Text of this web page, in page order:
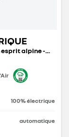
techno 220 ch grande autonomie - option esprit alpine - 25
100% électrique
automatique